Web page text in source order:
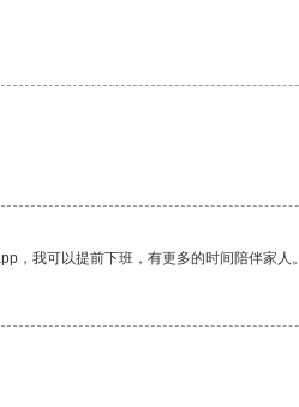
，我可以提前下班，有更多的时间陪伴家人。